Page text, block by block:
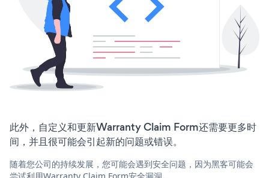
此外，自定义和更新Warranty Claim Form还需要更多时
间，并且很可能会引起新的问题或错误。
随着您公司的持续发展，您可能会遇到安全问题，因为黑客可能会